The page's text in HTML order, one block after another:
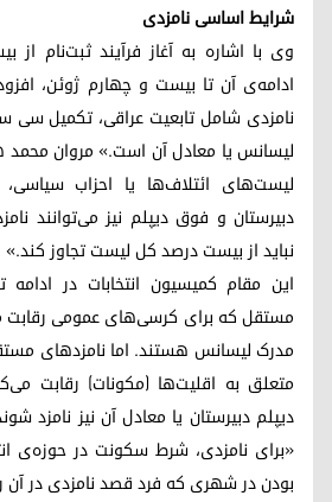
شرایط اساسی نامزدی
وی با اشاره به آغاز فرآیند ثبت‌نام
ادامه‌ی آن تا بیست و چهارم ژوئن،
نامزدی شامل تابعیت عراقی، تکمیل
لیسانس یا معادل آن است.» مروان محمد
لیست‌های ائتلاف‌ها یا احزاب سیاسی،
دبیرستان و فوق دیپلم نیز می‌توانند
نباید از بیست درصد کل لیست تجاوز کند.»
این مقام کمیسیون انتخابات در ادامه
مستقل که برای کرسی‌های عمومی رقابت
مدرک لیسانس هستند. اما نامزدهای
متعلق به اقلیت‌ها (مكونات) رقابت
دیپلم دبیرستان یا معادل آن نیز نامزد
«برای نامزدی، شرط سکونت در حوزه‌ی
بودن در شهری که فرد قصد نامزدی در آن